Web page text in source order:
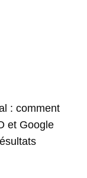
: comment
et Google